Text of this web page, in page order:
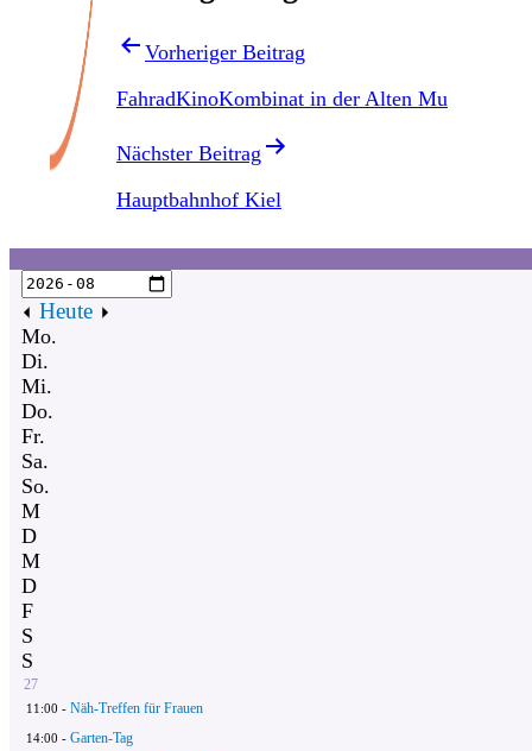
Vorheriger Beitrag
FahradKinoKombinat in der Alten Mu
Nächster Beitrag
Hauptbahnhof Kiel
Heute
Mo.
Di.
Mi.
Do.
Fr.
Sa.
So.
M
D
M
D
F
S
S
27
11:00 - Näh-Treffen für Frauen
14:00 - Garten-Tag